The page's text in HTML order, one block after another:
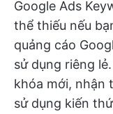
Google Ads
thể thiếu nếu
quảng cáo
sử dụng riêng
khóa mới, nhận
sử dụng kiến